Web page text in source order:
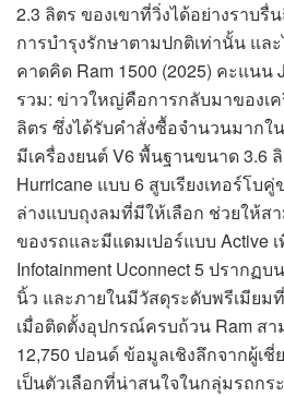
2.3 ลิตร ของเขาที่วิ่งได้อย่างราบรื่
การบำรุงรักษาตามปกติเท่านั้น แ
คาดคิด Ram 1500 (2025) คะแนน
รวม: ข่าวใหญ่คือการกลับมาของเ
ลิตร ซึ่งได้รับคำสั่งซื้อจำนวนมากใ
มีเครื่องยนต์ V6 พื้นฐานขนาด 3.6
Hurricane แบบ 6 สูบเรียงเทอร์โบ
ล่างแบบถุงลมที่มีให้เลือก ช่วยให้ส
ของรถและมีแดมเปอร์แบบ Active
Infotainment Uconnect 5 ปรากฏ
นิ้ว และภายในมีวัสดุระดับพรีเมียม
เมื่อติดตั้งอุปกรณ์ครบถ้วน Ram สา
12,750 ปอนด์ ข้อมูลเชิงลึกจากผู้เชี่
เป็นตัวเลือกที่น่าสนใจในกลุ่มรถก